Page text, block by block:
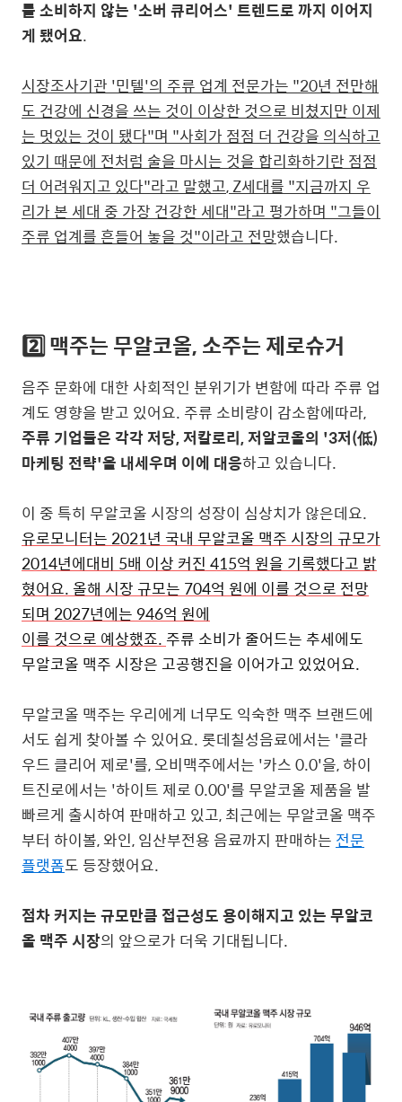
를 소비하지 않는 '소버 큐리어스' 트렌드로 까지 이어지
게 됐어요.
시장조사기관 '민텔'의 주류 업계 전문가는 "20년 전만해
도 건강에 신경을 쓰는 것이 이상한 것으로 비쳤지만 이제
는 멋있는 것이 됐다"며 "사회가 점점 더 건강을 의식하고
있기 때문에 전처럼 술을 마시는 것을 합리화하기란 점점
더 어려워지고 있다"라고 말했고,Z세대를 "지금까지 우
리가 본 세대 중 가장 건강한 세대"라고 평가하며 "그들이
주류 업계를 흔들어 놓을 것"이라고 전망했습니다.
2️⃣ 맥주는 무알코올, 소주는 제로슈거
음주 문화에 대한 사회적인 분위기가 변함에 따라 주류 업
계도 영향을 받고 있어요. 주류 소비량이 감소함에따라,
주류 기업들은 각각 저당, 저칼로리, 저알코올의 '3저(低)
마케팅 전략'을 내세우며 이에 대응하고 있습니다.
이 중 특히 무알코올 시장의 성장이 심상치가 않은데요.
유로모니터는 2021년 국내 무알코올 맥주 시장의 규모가
2014년에대비 5배 이상 커진 415억 원을 기록했다고 밝
혔어요. 올해 시장 규모는 704억 원에 이를 것으로 전망
되며 2027년에는 946억 원에
이를 것으로 예상했죠. 주류 소비가 줄어드는 추세에도
무알코올 맥주 시장은 고공행진을 이어가고 있었어요.
무알코올 맥주는 우리에게 너무도 익숙한 맥주 브랜드에
서도 쉽게 찾아볼 수 있어요. 롯데칠성음료에서는 '클라
우드 클리어 제로'를, 오비맥주에서는 '카스 0.0'을, 하이
트진로에서는 '하이트 제로 0.00'를 무알코올 제품을 발
빠르게 출시하여 판매하고 있고, 최근에는 무알코올 맥주
부터 하이볼, 와인, 임산부전용 음료까지 판매하는 전문
플랫폼도 등장했어요.
점차 커지는 규모만큼 접근성도 용이해지고 있는 무알코
올 맥주 시장의 앞으로가 더욱 기대됩니다.